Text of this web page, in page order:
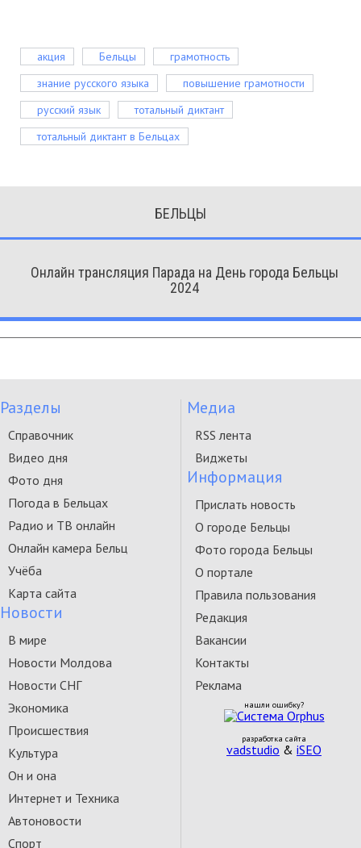
акция Бельцы
грамотность
знание русского языка
повышение грамотности
русский язык
тотальный диктант
тотальный диктант в Бельцах
БЕЛЬЦЫ
Онлайн трансляция Парада на День города Бельцы
2024
Разделы
Справочник
Видео дня
Фото дня
Погода в Бельцах
Радио и ТВ онлайн
Онлайн камера Бельц
Учёба
Карта сайта
Новости
В мире
Новости Молдова
Новости СНГ
Экономика
Происшествия
Культура
Он и она
Интернет и Техника
Автоновости
Спорт
Медиа
RSS лента
Виджеты
Информация
Прислать новость
О городе Бельцы
Фото города Бельцы
О портале
Правила пользования
Редакция
Вакансии
Контакты
Реклама
нашли ошибку?
разработка сайта
vadstudio & iSEO